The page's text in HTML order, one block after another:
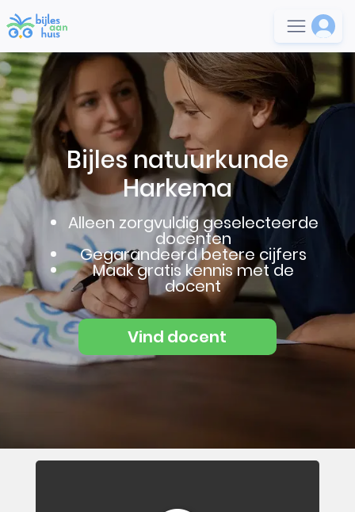
Bijles natuurkunde
Harkema
Alleen zorgvuldig geselecteerde
docenten
Gegarandeerd betere cijfers
Maak gratis kennis met de
docent
Vind docent